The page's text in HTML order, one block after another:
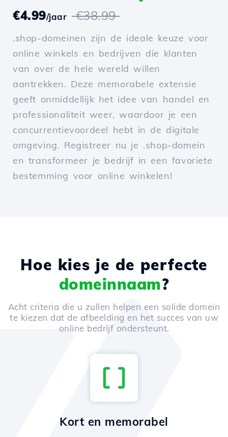
€4.99/jaar €38.99
.shop-domeinen zijn de ideale keuze voor
online winkels en bedrijven die klanten
van over de hele wereld willen
aantrekken. Deze memorabele extensie
geeft onmiddellijk het idee van handel en
professionaliteit weer, waardoor je een
concurrentievoordeel hebt in de digitale
omgeving. Registreer nu je .shop-domein
en transformeer je bedrijf in een favoriete
bestemming voor online winkelen!
Hoe kies je de perfecte
domeinnaam?
Acht criteria die u zullen helpen een solide domein
te kiezen dat de afbeelding en het succes van uw
online bedrijf ondersteunt.
Kort en memorabel